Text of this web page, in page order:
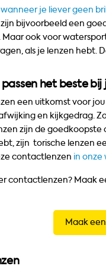
wanneer je liever geen
bijvoorbeeld een
ook voor
als je lenzen hebt.
het beste
een uitkomst voor
en kijkgedrag.
zijn de goedkoopste
zijn torische lenzen
contactlenzen in onze
contactlenzen? Maak
Maak